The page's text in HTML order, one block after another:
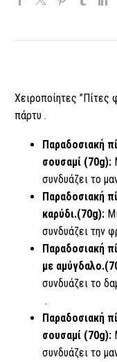
Χειροποίητες ”Πίτες
πάρτυ .
Παραδοσιακή
σουσαμί (70g):
συνδυάζει το
Παραδοσιακή
καρύδι.(70g):
συνδυάζει την
Παραδοσιακή
με αμύγδαλο.
συνδυάζει το
.
Παραδοσιακή
σουσαμί (70g):
συνδυάζει το